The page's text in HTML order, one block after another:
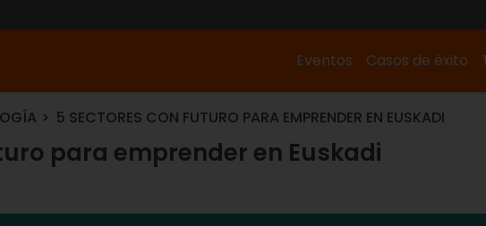
Eventos Casos de éxito
5 SECTORES CON FUTURO PARA EMPRENDER EN EUSKADI
para emprender en Euskadi